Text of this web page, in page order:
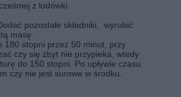
z lodówki.
pozostałe składniki, wyrobić
masę.
180 stopni przez 50 minut, przy
czy się zbyt nie przypieka, wtedy
do 150 stopni. Po upływie czasu
czy nie jest surowe w środku.